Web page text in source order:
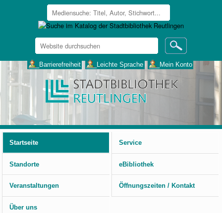
Website
durchsuchen
___Barrierefreiheit ___Leichte Sprache ___Mein Konto
Startseite
Service
Standorte eBibliothek
Veranstaltungen Öffnungszeiten / Kontakt
Über uns